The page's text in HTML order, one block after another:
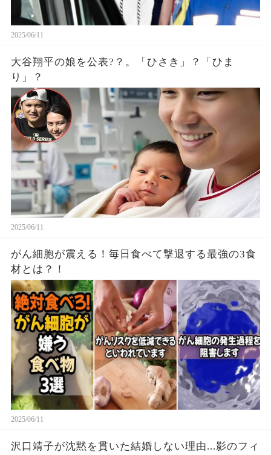
2025/06/11
大谷翔平の娘を公表?？。「ひさき」？「ひま
り」？
2025/06/11
がん細胞が震える！毎日食べて撃退する最強の3食
材とは？！
2025/06/11
沢口靖子が沈黙を貫いた結婚しない理由...影のフィ